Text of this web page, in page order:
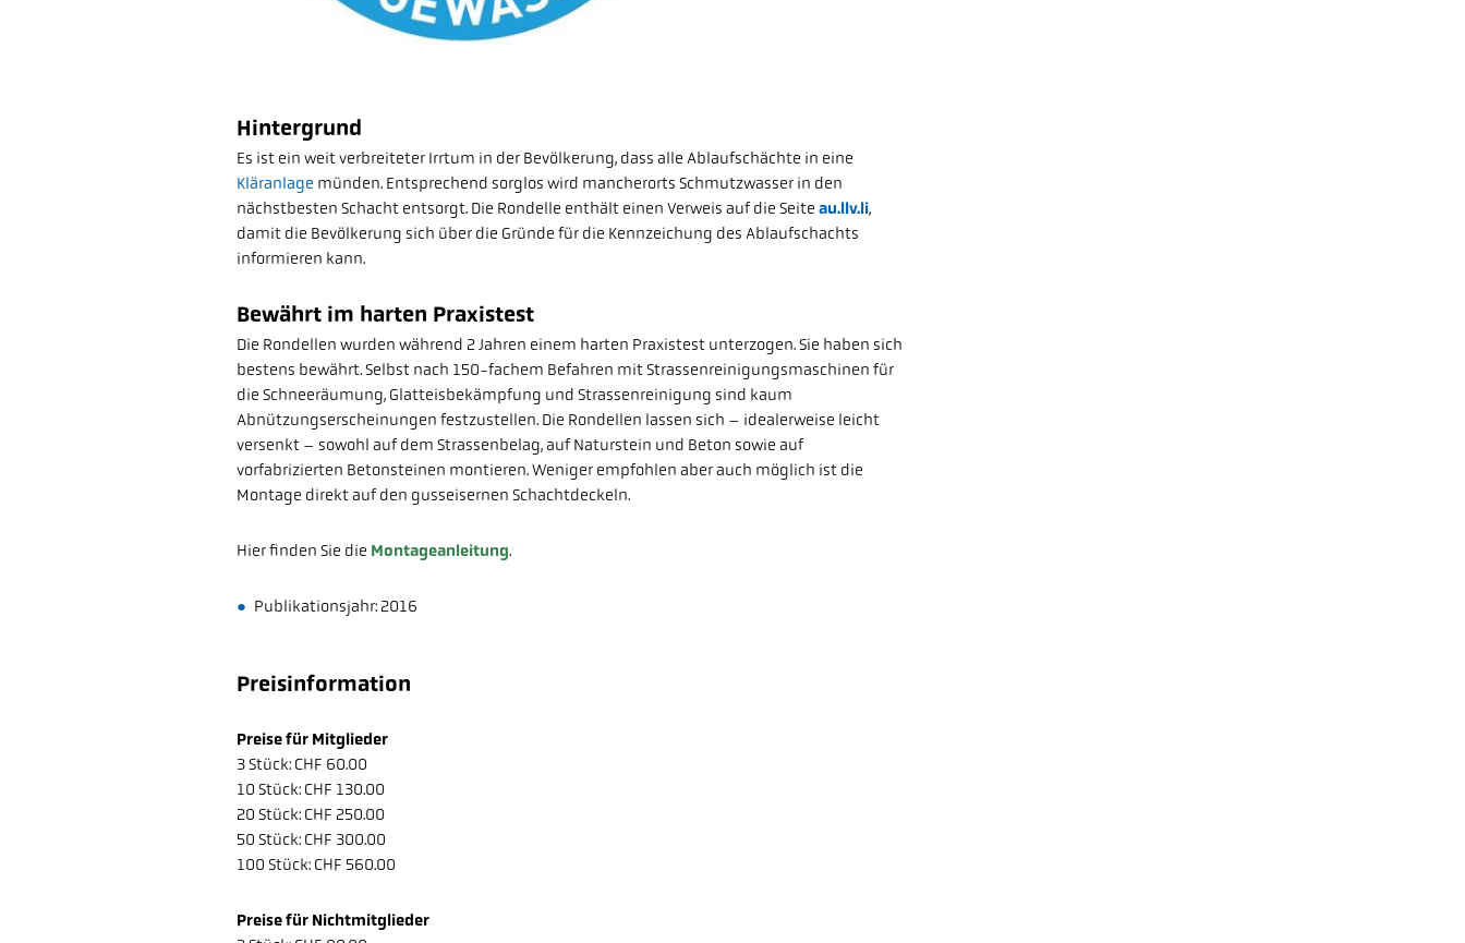
Hintergrund
Es ist ein weit verbreiteter Irrtum in der Bevölkerung, dass alle Ablaufschächte in eine
Kläranlage münden. Entsprechend sorglos wird mancherorts Schmutzwasser in den
nächstbesten Schacht entsorgt. Die Rondelle enthält einen Verweis auf die Seite au.llv.li,
damit die Bevölkerung sich über die Gründe für die Kennzeichung des Ablaufschachts
informieren kann.
Bewährt im harten Praxistest
Die Rondellen wurden während 2 Jahren einem harten Praxistest unterzogen. Sie haben sich
bestens bewährt. Selbst nach 150-fachem Befahren mit Strassenreinigungsmaschinen für
die Schneeräumung, Glatteisbekämpfung und Strassenreinigung sind kaum
Abnützungserscheinungen festzustellen. Die Rondellen lassen sich – idealerweise leicht
versenkt – sowohl auf dem Strassenbelag, auf Naturstein und Beton sowie auf
vorfabrizierten Betonsteinen montieren. Weniger empfohlen aber auch möglich ist die
Montage direkt auf den gusseisernen Schachtdeckeln.
Hier finden Sie die Montageanleitung.
Publikationsjahr: 2016
Preisinformation
Preise für Mitglieder
3 Stück: CHF 60.00
10 Stück: CHF 130.00
20 Stück: CHF 250.00
50 Stück: CHF 300.00
100 Stück: CHF 560.00
Preise für Nichtmitglieder